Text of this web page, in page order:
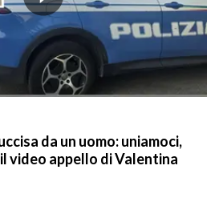
da un uomo: uniamoci,
video appello di Valentina